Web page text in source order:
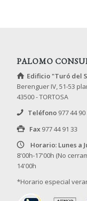
PALOMO
Edificio "Turó del
Berenguer IV, 51-53
43500 - TORTOSA
Teléfono 977 44 90
Fax 977 44 91 33
Horario: Lunes a
8'00h-17'00h (No
14'00h
*Horario especial